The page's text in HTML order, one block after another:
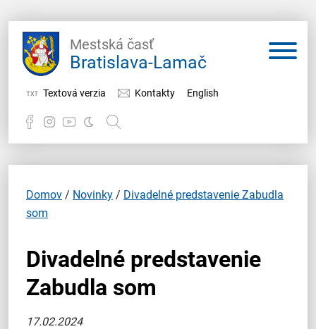
Mestská časť
Bratislava-Lamač
Textová verzia Kontakty English
Samospráva
Miestny úrad
O Lamači
Domov / Novinky / Divadelné predstavenie Zabudla
som
Divadelné predstavenie
Zabudla som
17.02.2024